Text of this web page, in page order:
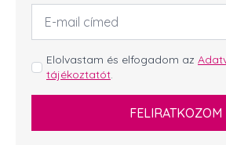
Email
cím
GDPR
*
Elolvastam és elfogadom az
tájékoztatót.
FELIRATKOZOM